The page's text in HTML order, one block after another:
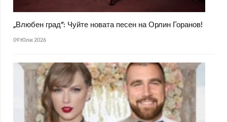
„Влюбен град“: Чуйте новата песен на Орлин Горанов!
09 Юли 2026